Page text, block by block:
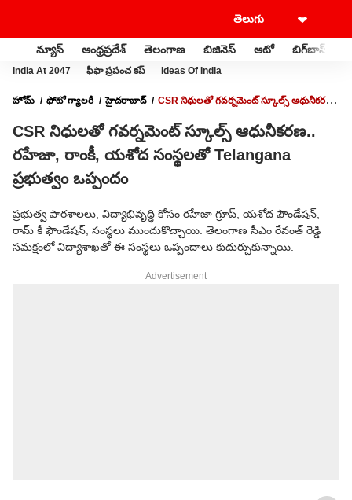
న్యూస్ ఆంధ్రప్రదేశ్ తెలంగాణ బిజినెస్ ఆటో బిగ్‌బాస్
India At 2047 ఫీఫా ప్రపంచ కప్ Ideas Of India
హోమ్ ఫోటో గ్యాలరీ హైదరాబాద్
CSR నిధులతో గవర్నమెంట్ స్కూల్స్ ఆధునీకరణ..
CSR నిధులతో గవర్నమెంట్ స్కూల్స్ ఆధునీకరణ..
రహేజా, రాంకీ, యశోద సంస్థలతో Telangana
ప్రభుత్వం ఒప్పందం
ప్రభుత్వ పాఠశాలలు, విద్యాభివృద్ధి కోసం ర‌హేజా గ్రూప్, యశోద ఫౌండేషన్,
రామ్ కీ ఫౌండేషన్, సంస్థలు ముందుకొచ్చాయి. తెలంగాణ సీఎం రేవంత్ రెడ్డి
సమక్షంలో విద్యాశాఖతో ఈ సంస్థలు ఒప్పందాలు కుదుర్చుకున్నాయి.
Advertisement